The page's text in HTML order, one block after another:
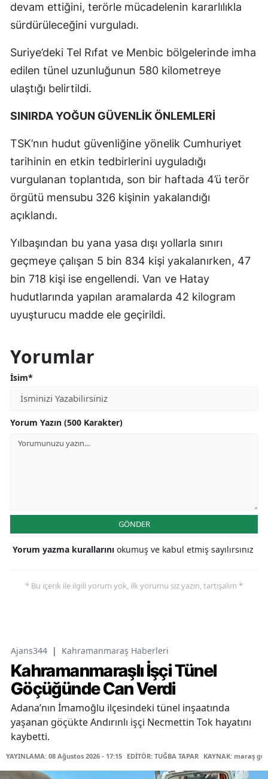
devam ettiğini, terörle mücadelenin kararlılıkla
sürdürüleceğini vurguladı.
Suriye’deki Tel Rıfat ve Menbic bölgelerinde imha
edilen tünel uzunluğunun 580 kilometreye
ulaştığı belirtildi.
SINIRDA YOĞUN GÜVENLİK ÖNLEMLERİ
TSK’nın hudut güvenliğine yönelik Cumhuriyet
tarihinin en etkin tedbirlerini uyguladığı
vurgulanan toplantıda, son bir haftada 4’ü terör
örgütü mensubu 326 kişinin yakalandığı
açıklandı.
Yılbaşından bu yana yasa dışı yollarla sınırı
geçmeye çalışan 5 bin 834 kişi yakalanırken, 47
bin 718 kişi ise engellendi. Van ve Hatay
hudutlarında yapılan aramalarda 42 kilogram
uyuşturucu madde ele geçirildi.
Yorumlar
İsim*
Yorum Yazın (500 Karakter)
GÖNDER
Yorum yazma kurallarını okumuş ve kabul etmiş sayılırsınız
* Bu içerik ile ilgili yorum yok, ilk yorumu siz yazın, tartışalım *
Ajans344 | Kahramanmaraş Haberleri
Kahramanmaraşlı İşçi Tünel
Göçüğünde Can Verdi
Adana’nın İmamoğlu ilçesindeki tünel inşaatında
yaşanan göçükte Andırınlı işçi Necmettin Tok hayatını
kaybetti.
YAYINLAMA: 08 Ağustos 2026 - 17:15 EDİTÖR: TUĞBA TAPAR KAYNAK: maraş